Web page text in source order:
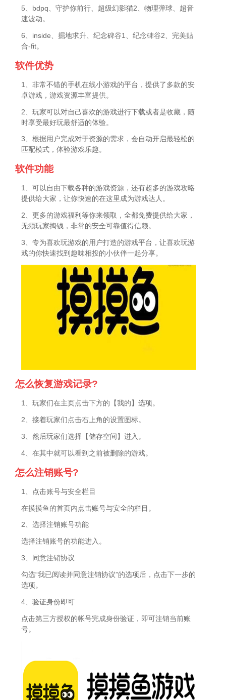
5、bdpq、守护你前行、超级幻影猫2、物理弹球、超音
速波动。
6、inside、掘地求升、纪念碑谷1、纪念碑谷2、完美贴
合-fit。
软件优势
1、非常不错的手机在线小游戏的平台，提供了多款的安
卓游戏，游戏资源丰富提供。
2、玩家可以对自己喜欢的游戏进行下载或者是收藏，随
时享受最好玩最舒适的体验。
3、根据用户完成对于资源的需求，会自动开启最轻松的
匹配模式，体验游戏乐趣。
软件功能
1、可以自由下载各种的游戏资源，还有超多的游戏攻略
提供给大家，让你快速的在这里成为游戏达人。
2、更多的游戏福利等你来领取，全都免费提供给大家，
无须玩家掏钱，非常的安全可靠值得信赖。
3、专为喜欢玩游戏的用户打造的游戏平台，让喜欢玩游
戏的你快速找到趣味相投的小伙伴一起分享。
怎么恢复游戏记录?
1、玩家们在主页点击下方的【我的】选项。
2、接着玩家们点击右上角的设置图标。
3、然后玩家们选择【储存空间】进入。
4、在其中就可以看到之前被删除的游戏。
怎么注销账号?
1、点击账号与安全栏目
在摸摸鱼的首页内点击账号与安全的栏目。
2、选择注销账号功能
选择注销账号的功能进入。
3、同意注销协议
勾选“我已阅读并同意注销协议”的选项后，点击下一步的
选项。
4、验证身份即可
点击第三方授权的帐号完成身份验证，即可注销当前账
号。